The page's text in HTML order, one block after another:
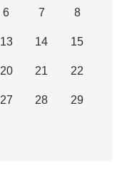
6 7 8
13 14 15
20 21 22
27 28 29